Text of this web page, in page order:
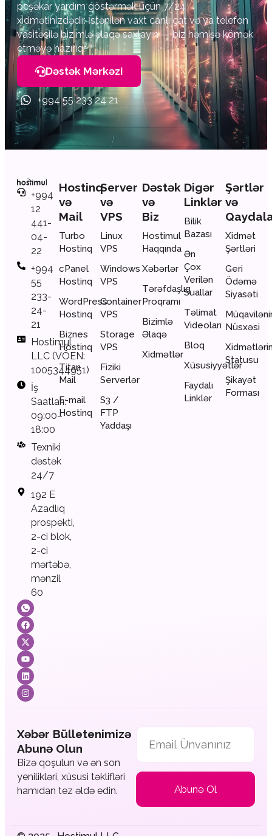
peşəkar yardım göstərmək üçün 7/24
xidmətinizdədir. İstənilən vaxt canlı çat və ya telefon
vasitəsilə bizimlə əlaqə saxlayın — biz həmişə kömək
etməyə hazırıq.
Dəstək Mərkəzi
+994 55 233 24 21
+994
12
441-
04-
22
+994
55
233-
24-
21
Hostimul
LLC (VÖEN:
1005344951)
İş
Saatları:
09:00–
18:00
Texniki
dəstək
24/7
192 E
Azadlıq
prospekti,
2-ci blok,
2-ci
mərtəbə,
mənzil
60
Hostinq
və
Mail
Turbo
Hostinq
cPanel
Hostinq
WordPress
Hostinq
Biznes
Hostinq
Titan
Mail
E-mail
Hostinq
Server
və
VPS
Linux
VPS
Windows
VPS
Container
VPS
Storage
VPS
Fiziki
Serverlər
S3 /
FTP
Yaddaşı
Dəstək
və
Biz
Hostimul
Haqqında
Xəbərlər
Tərəfdaşlıq
Proqramı
Bizimlə
Əlaqə
Xidmətlər
Digər
Linklər
Bilik
Bazası
Ən
Çox
Verilən
Suallar
Təlimat
Videoları
Bloq
Xüsusiyyətlər
Faydalı
Linklər
Şərtlər
və
Xidmət
Şərtləri
Geri
Ödəmə
Siyasəti
Nüsxəsi
Statusu
Şikayət
Forması
Xəbər Bülletenimizə
Abunə Olun
Bizə qoşulun və ən son
yenilikləri, xüsusi təklifləri
hamıdan tez əldə edin.
Abunə Ol